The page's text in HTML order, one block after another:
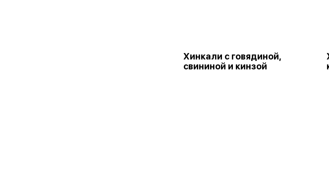
Хинкали с говядиной,
свининой и кинзой